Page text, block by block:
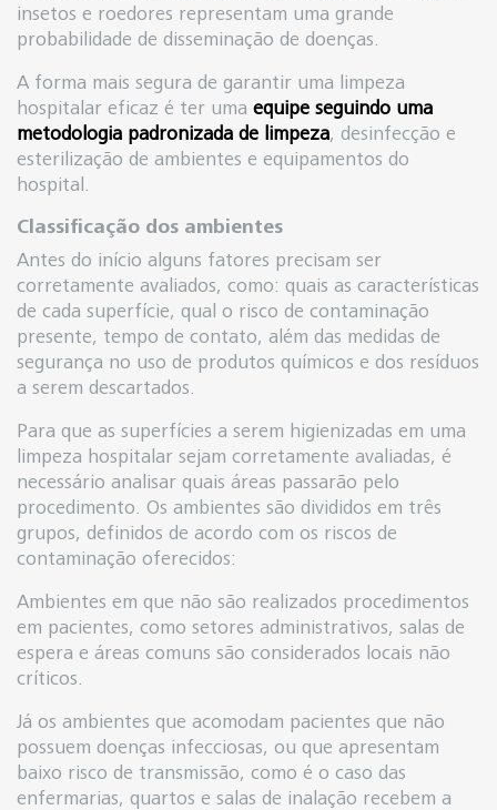
insetos e roedores representam uma grande
probabilidade de disseminação de doenças.
A forma mais segura de garantir uma limpeza
hospitalar eficaz é ter uma equipe seguindo uma
metodologia padronizada de limpeza, desinfecção e
esterilização de ambientes e equipamentos do
hospital.
Classificação dos ambientes
Antes do início alguns fatores precisam ser
corretamente avaliados, como: quais as características
de cada superfície, qual o risco de contaminação
presente, tempo de contato, além das medidas de
segurança no uso de produtos químicos e dos resíduos
a serem descartados.
Para que as superfícies a serem higienizadas em uma
limpeza hospitalar sejam corretamente avaliadas, é
necessário analisar quais áreas passarão pelo
procedimento. Os ambientes são divididos em três
grupos, definidos de acordo com os riscos de
contaminação oferecidos:
Ambientes em que não são realizados procedimentos
em pacientes, como setores administrativos, salas de
espera e áreas comuns são considerados locais não
críticos.
Já os ambientes que acomodam pacientes que não
possuem doenças infecciosas, ou que apresentam
baixo risco de transmissão, como é o caso das
enfermarias, quartos e salas de inalação recebem a